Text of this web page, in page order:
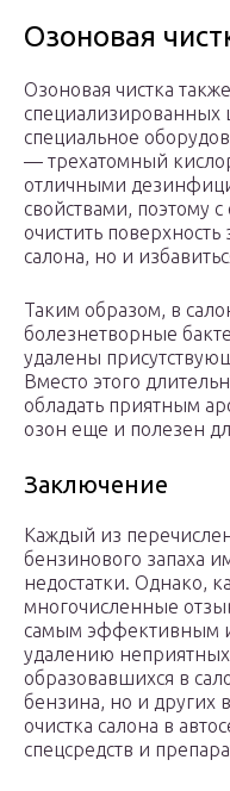
Озоновая
Озоновая чистка
специализированных
специальное
— трехатомный
отличными
свойствами, поэтому
очистить
салона, но и
Таким образом, в
болезнетворные
удалены
Вместо этого
обладать приятным
озон еще и полезен
Заключение
Каждый из
бензинового запаха
недостатки. Однако,
многочисленные
самым эффективным
удалению неприятных
образовавшихся в
бензина, но и других
очистка салона в
спецсредств и